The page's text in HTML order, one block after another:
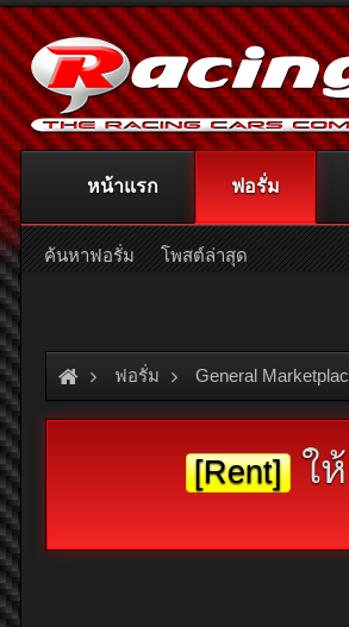
ฟอรั่ม General
[Rent] ให้
หน้าแรก ฟอรั่ม
ค้นหาฟอรั่ม โพสต์ล่าสุด